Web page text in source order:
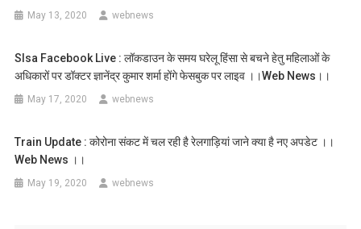
May 13, 2020 webnews
Slsa Facebook Live : लॉकडाउन के समय घरेलू हिंसा से बचने हेतु महिलाओं के
अधिकारों पर डॉक्टर ज्ञानेंद्र कुमार शर्मा होंगे फेसबुक पर लाइव ।।web News।।
May 17, 2020 webnews
Train Update : कोरोना संकट में चल रही है रेलगाड़ियां जाने क्या है नए अपडेट ।।
Web News ।।
May 19, 2020 webnews